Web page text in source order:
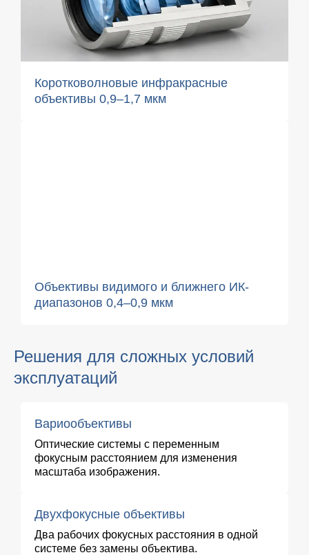
Коротковолновые инфракрасные
объективы 0,9–1,7 мкм
Объективы видимого и ближнего ИК-
диапазонов 0,4–0,9 мкм
Решения для сложных условий
эксплуатаций
Вариообъективы
Оптические системы с переменным
фокусным расстоянием для изменения
масштаба изображения.
Двухфокусные объективы
Два рабочих фокусных расстояния в одной
системе без замены объектива.